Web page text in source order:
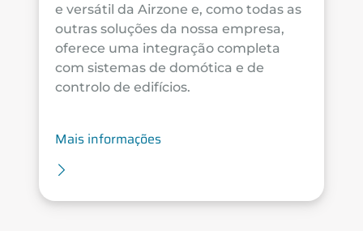
e versátil da Airzone e, como todas as
outras soluções da nossa empresa,
oferece uma integração completa
com sistemas de domótica e de
controlo de edifícios.
Mais informações